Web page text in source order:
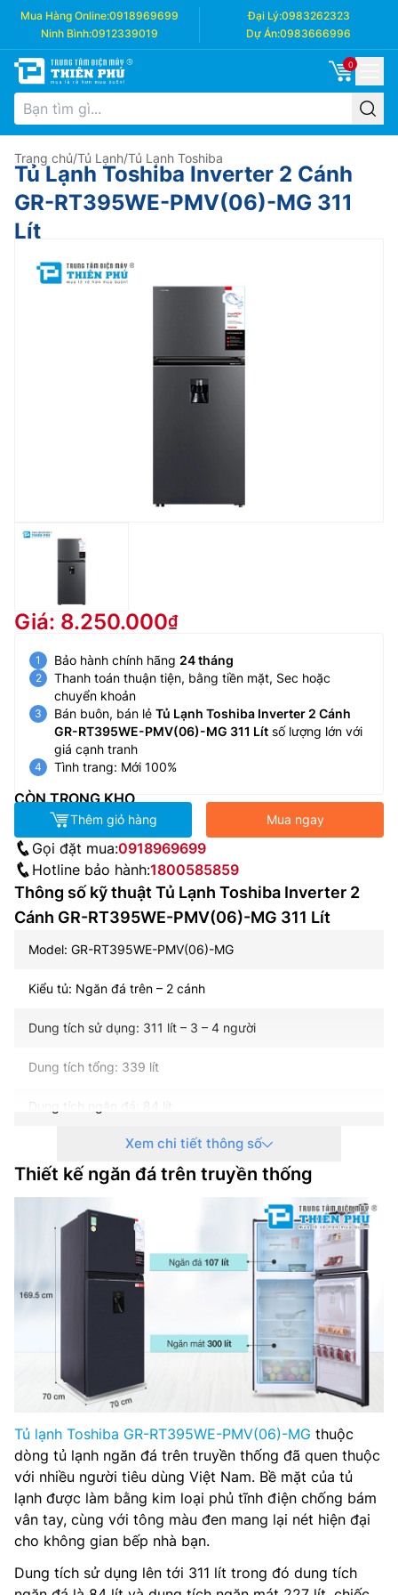
Mua Hàng Online:0918969699 Đại Lý:0983262323
Ninh Bình:0912339019 Dự Án:0983666996
0
Trang chủ/Tủ Lạnh/Tủ Lạnh Toshiba
Tủ Lạnh Toshiba Inverter 2 Cánh
GR-RT395WE-PMV(06)-MG 311
Lít
Giá: 8.250.000
Bảo hành chính hãng 24 tháng
Thanh toán thuận tiện, bằng tiền mặt, Sec hoặc
chuyển khoản
Bán buôn, bán lẻ Tủ Lạnh Toshiba Inverter 2 Cánh
GR-RT395WE-PMV(06)-MG 311 Lít số lượng lớn với
giá cạnh tranh
Tình trang: Mới 100%
CÒN TRONG KHO
Thêm giỏ hàng Mua ngay
Gọi đặt mua:0918969699
Hotline bảo hành:1800585859
Thông số kỹ thuật Tủ Lạnh Toshiba Inverter 2
Cánh GR-RT395WE-PMV(06)-MG 311 Lít
Model: GR-RT395WE-PMV(06)-MG
Kiểu tủ: Ngăn đá trên – 2 cánh
Dung tích sử dụng: 311 lít – 3 – 4 người
Dung tích tổng: 339 lít
Dung tích ngăn đá: 84 lít
Dung tích ngăn lạnh: 227 lít
Công suất tiêu thụ công bố theo TCVN: ~ 0.86 kW/ngày
Công nghệ tiết kiệm điện: Origin Inverter
Công nghệ làm lạnh: Luồng khí lạnh thác đổ Air Fall
Cooling
Công nghệ kháng khuẩn, khử mùi: Khử mùi diệt khuẩn với
Chất liệu cửa tủ lạnh: Kim loại phủ sơn tĩnh điện chống
bám vân tay
Chất liệu khay ngăn lạnh: Kính chịu lực
Kích thước tủ lạnh: Cao 160.5 cm – Rộng 59.5 cm – Sâu
71 cm – Nặng 58 kg
Năm ra mắt: 2021
Sản xuất tại: Trung Quốc
Xem chi tiết thông số
Thiết kế ngăn đá trên truyền thống
Tủ lạnh Toshiba GR-RT395WE-PMV(06)-MG thuộc
dòng tủ lạnh ngăn đá trên truyền thống đã quen thuộc
với nhiều người tiêu dùng Việt Nam. Bề mặt của tủ
lạnh được làm bằng kim loại phủ tĩnh điện chống bám
vân tay, cùng với tông màu đen mang lại nét hiện đại
cho không gian bếp nhà bạn.
Dung tích sử dụng lên tới 311 lít trong đó dung tích